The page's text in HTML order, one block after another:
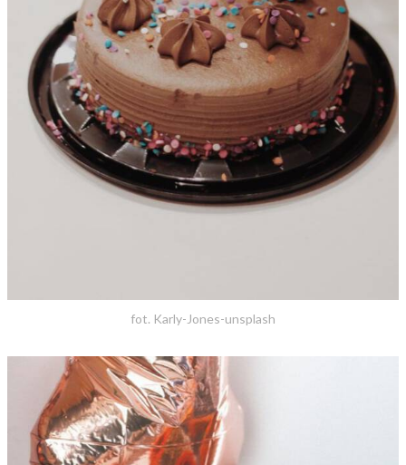
fot. Karly-Jones-unsplash